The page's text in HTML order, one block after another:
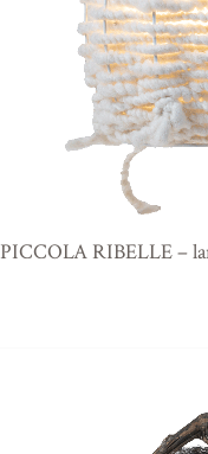
PICCOLA RIBELLE –